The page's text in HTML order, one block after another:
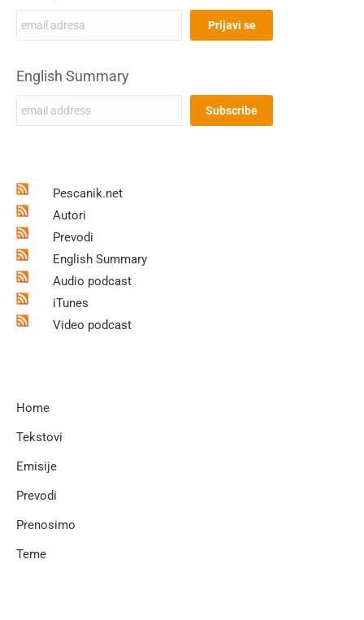
English Summary
Pescanik.net
Autori
Prevodi
English Summary
Audio podcast
iTunes
Video podcast
Home
Tekstovi
Emisije
Prevodi
Prenosimo
Teme